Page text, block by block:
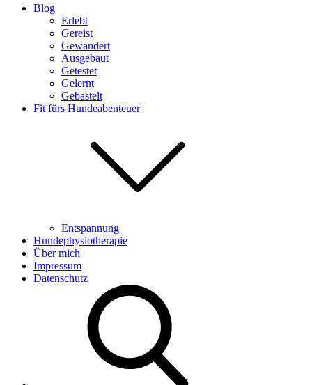
Blog
Erlebt
Gereist
Gewandert
Ausgebaut
Getestet
Gelernt
Gebastelt
Fit fürs Hundeabenteuer
Entspannung
Hundephysiotherapie
Über mich
Impressum
Datenschutz